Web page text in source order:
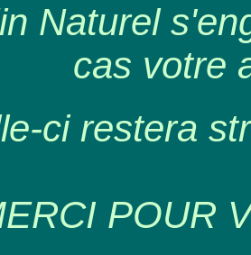
Naturel
cas votre
ci restera
POUR